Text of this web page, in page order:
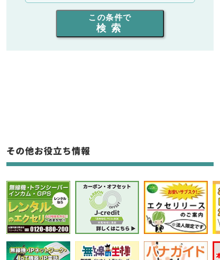
出力を選ぶ
同時通話人数を選ぶ
フリーワード入力(製品名等)
選択条件をリセット
この条件で
検索
その他お役立ち情報